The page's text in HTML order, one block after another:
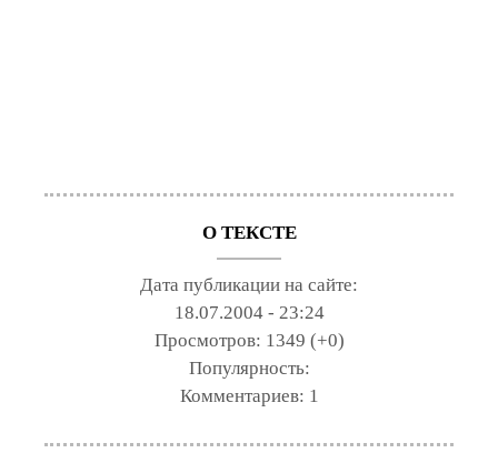
О ТЕКСТЕ
Дата публикации на сайте:
18.07.2004 - 23:24
Просмотров: 1349 (+0)
Популярность:
Комментариев: 1